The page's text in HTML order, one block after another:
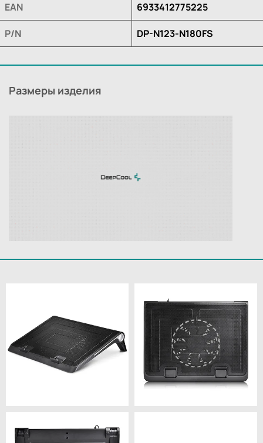
EAN 6933412775225
P/N DP-N123-N180FS
Размеры изделия